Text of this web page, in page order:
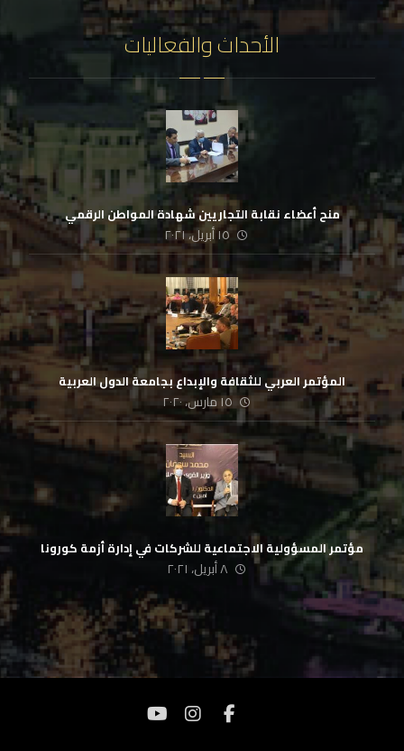
الأحداث والفعاليات
منح أعضاء نقابة التجاريين شهادة المواطن الرقمي
١٥ أبريل، ٢٠٢١
المؤتمر العربي للثقافة والإبداع بجامعة الدول العربية
١٥ مارس، ٢٠٢٠
مؤتمر المسؤولية الاجتماعية للشركات في إدارة أزمة كورونا
٨ أبريل، ٢٠٢١